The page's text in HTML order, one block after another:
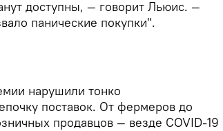
доступны, — говорит Льюис. —
панические покупки".
нарушили тонко
поставок. От фермеров до
продавцов — везде COVID-19